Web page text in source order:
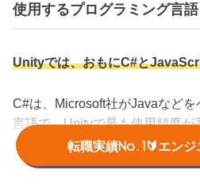
転職実績No.1🔰エンジ
使用するプログラミング言語
Unityでは、おもにC#と
C#は、Microsoft社がJavaなど
言語で、Unityで最も使用頻度が
がC#を使っているともいわれて